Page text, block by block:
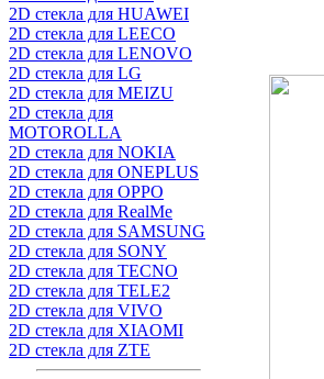
2D стекла для HUAWEI
2D стекла для LEECO
2D стекла для LENOVO
2D стекла для LG
2D стекла для MEIZU
2D стекла для
MOTOROLLA
2D стекла для NOKIA
2D стекла для ONEPLUS
2D стекла для OPPO
2D стекла для RealMe
2D стекла для SAMSUNG
2D стекла для SONY
2D стекла для TECNO
2D стекла для TELE2
2D стекла для VIVO
2D стекла для XIAOMI
2D стекла для ZTE